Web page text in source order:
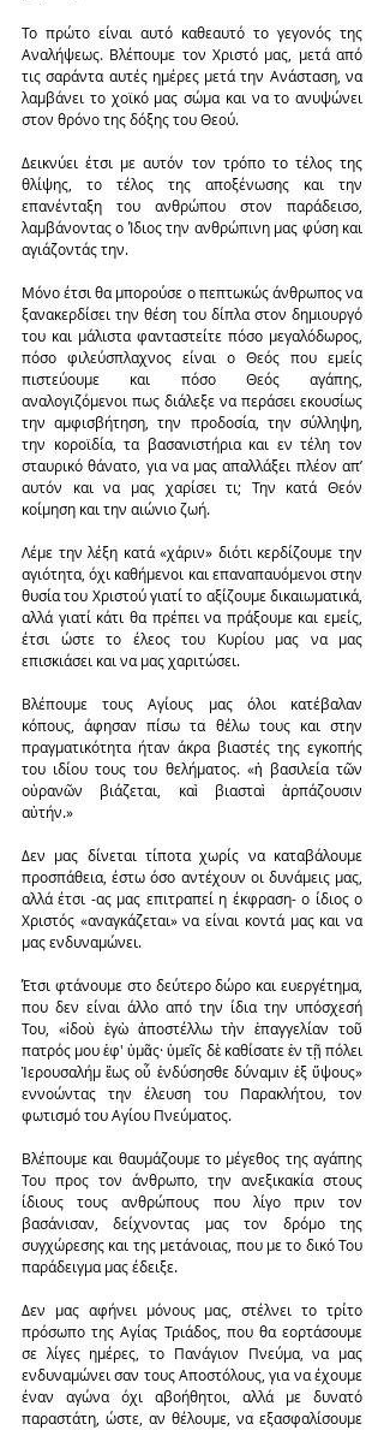
Το πρώτο είναι αυτό καθεαυτό το γεγονός της
Αναλήψεως. Βλέπουμε τον Χριστό μας, μετά από
τις σαράντα αυτές ημέρες μετά την Ανάσταση, να
λαμβάνει το χοϊκό μας σώμα και να το ανυψώνει
στον θρόνο της δόξης του Θεού.
Δεικνύει έτσι με αυτόν τον τρόπο το τέλος της
θλίψης, το τέλος της αποξένωσης και την
επανένταξη του ανθρώπου στον παράδεισο,
λαμβάνοντας ο Ίδιος την ανθρώπινη μας φύση και
αγιάζοντάς την.
Μόνο έτσι θα μπορούσε ο πεπτωκώς άνθρωπος να
ξανακερδίσει την θέση του δίπλα στον δημιουργό
του και μάλιστα φανταστείτε πόσο μεγαλόδωρος,
πόσο φιλεύσπλαχνος είναι ο Θεός που εμείς
πιστεύουμε και πόσο Θεός αγάπης,
αναλογιζόμενοι πως διάλεξε να περάσει εκουσίως
την αμφισβήτηση, την προδοσία, την σύλληψη,
την κοροϊδία, τα βασανιστήρια και εν τέλη τον
σταυρικό θάνατο, για να μας απαλλάξει πλέον απ’
αυτόν και να μας χαρίσει τι; Την κατά Θεόν
κοίμηση και την αιώνιο ζωή.
Λέμε την λέξη κατά «χάριν» διότι κερδίζουμε την
αγιότητα, όχι καθήμενοι και επαναπαυόμενοι στην
θυσία του Χριστού γιατί το αξίζουμε δικαιωματικά,
αλλά γιατί κάτι θα πρέπει να πράξουμε και εμείς,
έτσι ώστε το έλεος του Κυρίου μας να μας
επισκιάσει και να μας χαριτώσει.
Βλέπουμε τους Αγίους μας όλοι κατέβαλαν
κόπους, άφησαν πίσω τα θέλω τους και στην
πραγματικότητα ήταν άκρα βιαστές της εγκοπής
του ιδίου τους του θελήματος. «ἡ βασιλεία τῶν
οὐρανῶν βιάζεται, καὶ βιασταὶ ἁρπάζουσιν
αὐτήν.»
Δεν μας δίνεται τίποτα χωρίς να καταβάλουμε
προσπάθεια, έστω όσο αντέχουν οι δυνάμεις μας,
αλλά έτσι -ας μας επιτραπεί η έκφραση- ο ίδιος ο
Χριστός «αναγκάζεται» να είναι κοντά μας και να
μας ενδυναμώνει.
Έτσι φτάνουμε στο δεύτερο δώρο και ευεργέτημα,
που δεν είναι άλλο από την ίδια την υπόσχεσή
Του, «ἰδοὺ ἐγὼ ἀποστέλλω τὴν ἐπαγγελίαν τοῦ
πατρός μου ἐφ' ὑμᾶς· ὑμεῖς δὲ καθίσατε ἐν τῇ πόλει
Ἱερουσαλήμ ἕως οὗ ἐνδύσησθε δύναμιν ἐξ ὕψους»
εννοώντας την έλευση του Παρακλήτου, τον
φωτισμό του Αγίου Πνεύματος.
Βλέπουμε και θαυμάζουμε το μέγεθος της αγάπης
Του προς τον άνθρωπο, την ανεξικακία στους
ίδιους τους ανθρώπους που λίγο πριν τον
βασάνισαν, δείχνοντας μας τον δρόμο της
συγχώρεσης και της μετάνοιας, που με το δικό Του
παράδειγμα μας έδειξε.
Δεν μας αφήνει μόνους μας, στέλνει το τρίτο
πρόσωπο της Αγίας Τριάδος, που θα εορτάσουμε
σε λίγες ημέρες, το Πανάγιον Πνεύμα, να μας
ενδυναμώνει σαν τους Αποστόλους, για να έχουμε
έναν αγώνα όχι αβοήθητοι, αλλά με δυνατό
παραστάτη, ώστε, αν θέλουμε, να εξασφαλίσουμε